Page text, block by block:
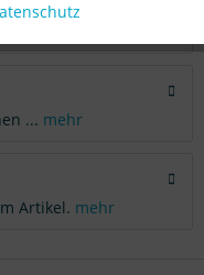
... mehr
Artikel. mehr